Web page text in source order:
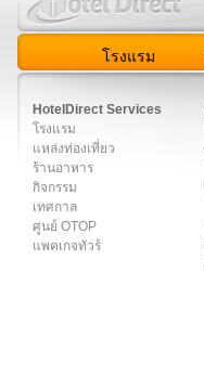
โรงแรม
HotelDirect Services
โรงแรม
แหล่งท่องเที่ยว
ร้านอาหาร
กิจกรรม
เทศกาล
ศูนย์ OTOP
แพคเกจทัวร์